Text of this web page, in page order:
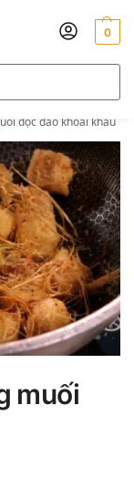
0
độc đáo khoái khẩu
muối